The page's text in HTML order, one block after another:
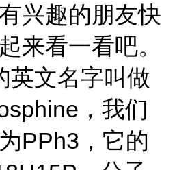
兴趣的朋友快
来看一看吧。
英文名字叫做
，我们
PPh3，它的